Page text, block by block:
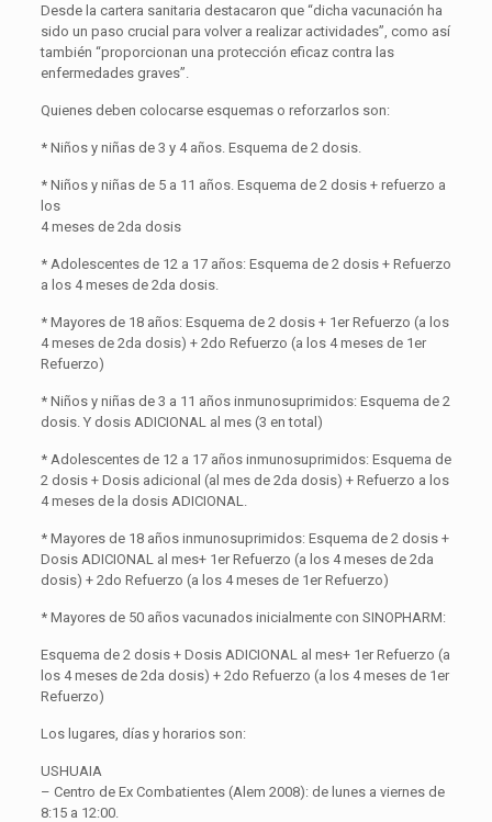
Desde la cartera sanitaria destacaron que “dicha vacunación ha
sido un paso crucial para volver a realizar actividades”, como así
también “proporcionan una protección eficaz contra las
enfermedades graves”.
Quienes deben colocarse esquemas o reforzarlos son:
* Niños y niñas de 3 y 4 años. Esquema de 2 dosis.
* Niños y niñas de 5 a 11 años. Esquema de 2 dosis + refuerzo a
los
4 meses de 2da dosis
* Adolescentes de 12 a 17 años: Esquema de 2 dosis + Refuerzo
a los 4 meses de 2da dosis.
* Mayores de 18 años: Esquema de 2 dosis + 1er Refuerzo (a los
4 meses de 2da dosis) + 2do Refuerzo (a los 4 meses de 1er
Refuerzo)
* Niños y niñas de 3 a 11 años inmunosuprimidos: Esquema de 2
dosis. Y dosis ADICIONAL al mes (3 en total)
* Adolescentes de 12 a 17 años inmunosuprimidos: Esquema de
2 dosis + Dosis adicional (al mes de 2da dosis) + Refuerzo a los
4 meses de la dosis ADICIONAL.
* Mayores de 18 años inmunosuprimidos: Esquema de 2 dosis +
Dosis ADICIONAL al mes+ 1er Refuerzo (a los 4 meses de 2da
dosis) + 2do Refuerzo (a los 4 meses de 1er Refuerzo)
* Mayores de 50 años vacunados inicialmente con SINOPHARM:
Esquema de 2 dosis + Dosis ADICIONAL al mes+ 1er Refuerzo (a
los 4 meses de 2da dosis) + 2do Refuerzo (a los 4 meses de 1er
Refuerzo)
Los lugares, días y horarios son:
USHUAIA
– Centro de Ex Combatientes (Alem 2008): de lunes a viernes de
8:15 a 12:00.